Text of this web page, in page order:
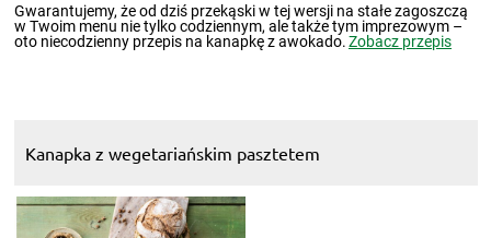
Gwarantujemy, że od dziś przekąski w tej wersji na stałe zagoszczą
w Twoim menu nie tylko codziennym, ale także tym imprezowym –
oto niecodzienny przepis na kanapkę z awokado.Zobacz przepis
Kanapka z wegetariańskim pasztetem